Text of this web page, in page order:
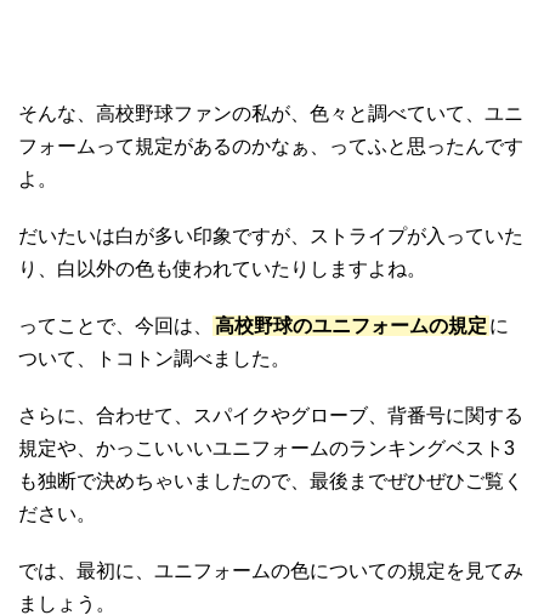
そんな、高校野球ファンの私が、色々と調べていて、ユニ
フォームって規定があるのかなぁ、ってふと思ったんです
よ。
だいたいは白が多い印象ですが、ストライプが入っていた
り、白以外の色も使われていたりしますよね。
ってことで、今回は、 高校野球のユニフォームの規定 に
ついて、トコトン調べました。
さらに、合わせて、スパイクやグローブ、背番号に関する
規定や、かっこいいいユニフォームのランキングベスト3
も独断で決めちゃいましたので、最後までぜひぜひご覧く
ださい。
では、最初に、ユニフォームの色についての規定を見てみ
ましょう。